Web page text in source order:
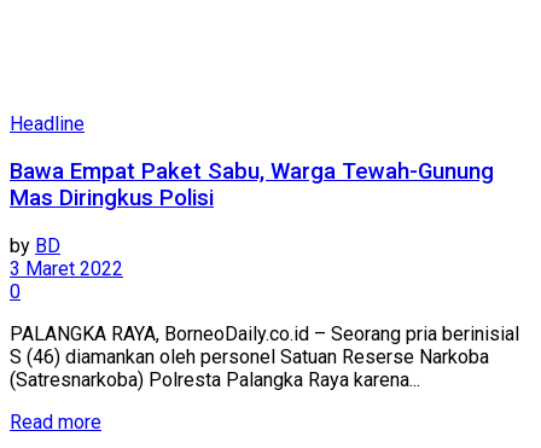
Headline
Bawa Empat Paket Sabu, Warga Tewah-Gunung
Mas Diringkus Polisi
by BD
3 Maret 2022
0
PALANGKA RAYA, BorneoDaily.co.id – Seorang pria berinisial
S (46) diamankan oleh personel Satuan Reserse Narkoba
(Satresnarkoba) Polresta Palangka Raya karena...
Read more